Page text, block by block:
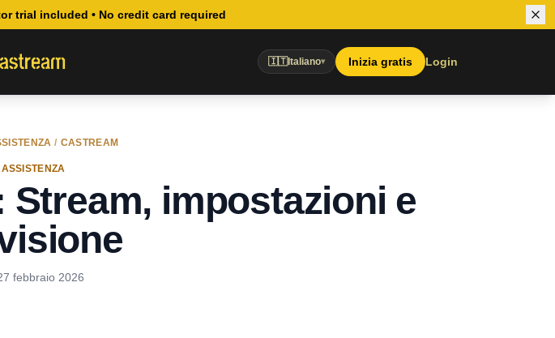
trial included • No credit card required
🇮🇹 Italiano▾ Inizia gratis Login
/ CASTREAM
impostazioni e
febbraio 2026